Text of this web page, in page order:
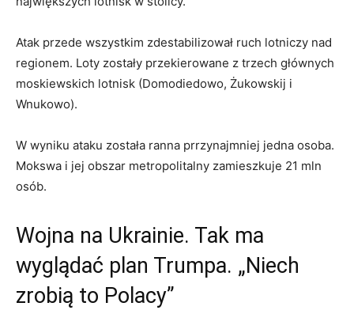
Atak przede wszystkim zdestabilizował ruch lotniczy nad
regionem. Loty zostały przekierowane z trzech głównych
moskiewskich lotnisk (Domodiedowo, Żukowskij i
Wnukowo).
W wyniku ataku została ranna prrzynajmniej jedna osoba.
Mokswa i jej obszar metropolitalny zamieszkuje 21 mln
osób.
Wojna na Ukrainie. Tak ma
wyglądać plan Trumpa. „Niech
zrobią to Polacy”